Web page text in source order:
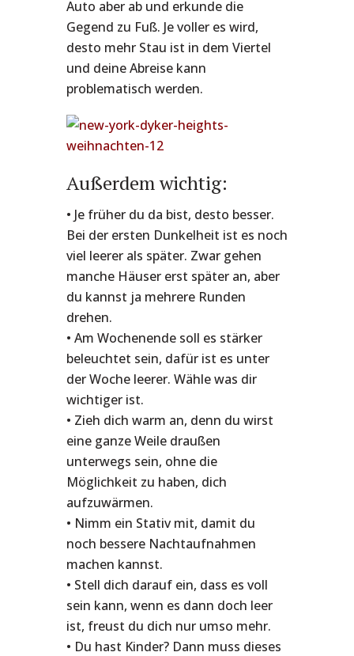
Auto aber ab und erkunde die
Gegend zu Fuß. Je voller es wird,
desto mehr Stau ist in dem Viertel
und deine Abreise kann
problematisch werden.
Außerdem wichtig:
• Je früher du da bist, desto besser.
Bei der ersten Dunkelheit ist es noch
viel leerer als später. Zwar gehen
manche Häuser erst später an, aber
du kannst ja mehrere Runden
drehen.
• Am Wochenende soll es stärker
beleuchtet sein, dafür ist es unter
der Woche leerer. Wähle was dir
wichtiger ist.
• Zieh dich warm an, denn du wirst
eine ganze Weile draußen
unterwegs sein, ohne die
Möglichkeit zu haben, dich
aufzuwärmen.
• Nimm ein Stativ mit, damit du
noch bessere Nachtaufnahmen
machen kannst.
• Stell dich darauf ein, dass es voll
sein kann, wenn es dann doch leer
ist, freust du dich nur umso mehr.
• Du hast Kinder? Dann muss dieses